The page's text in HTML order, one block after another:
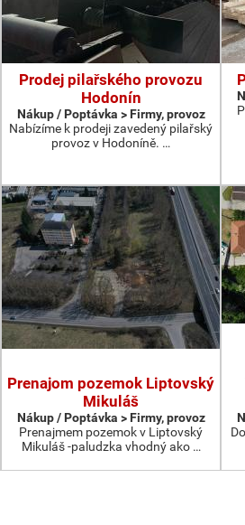
Prodej pilařského provozu
Hodonín
Nákup / Poptávka > Firmy, provoz
Nabízíme k prodeji zavedený pilařský
provoz v Hodoníně. …
Prenajom pozemok Liptovský
Mikuláš
Nákup / Poptávka > Firmy, provoz
Prenajmem pozemok v Liptovský
Mikuláš -paludzka vhodný ako …